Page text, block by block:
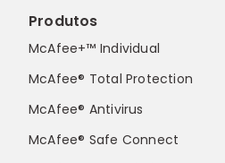
Produtos
McAfee+™ Individual
McAfee® Total Protection
McAfee® Antivirus
McAfee® Safe Connect